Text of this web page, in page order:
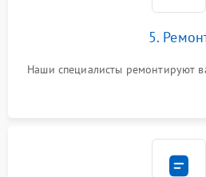
5.
Наши специалисты ремонтируют